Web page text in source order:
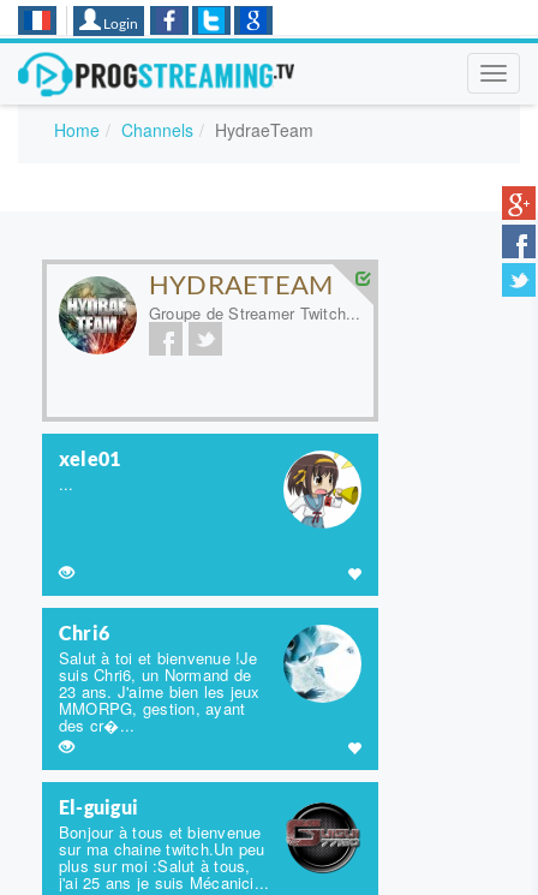
Login
Home Channels HydraeTeam
HYDRAETEAM
Groupe de Streamer Twitch...
xele01
...
Chri6
Salut à toi et bienvenue !Je
suis Chri6, un Normand de
23 ans. J'aime bien les jeux
MMORPG, gestion, ayant
des cr�...
El-guigui
Bonjour à tous et bienvenue
sur ma chaine twitch.Un peu
plus sur moi :Salut à tous,
j'ai 25 ans je suis Mécanici...